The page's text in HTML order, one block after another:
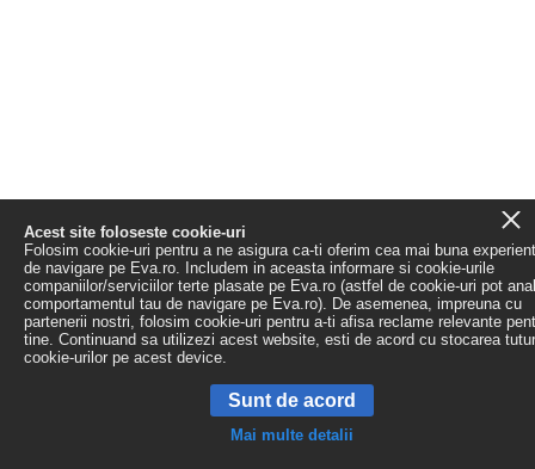
Acest site foloseste cookie-uri
Folosim cookie-uri pentru a ne asigura ca-ti oferim cea mai buna
de navigare pe Eva.ro. Includem in aceasta informare si cookie-urile
companiilor/serviciilor terte plasate pe Eva.ro (astfel de cookie-uri pot
comportamentul tau de navigare pe Eva.ro). De asemenea, impreuna cu
partenerii nostri, folosim cookie-uri pentru a-ti afisa reclame relevante
tine. Continuand sa utilizezi acest website, esti de acord cu stocarea
cookie-urilor pe acest device.
Sunt de acord
Mai multe detalii